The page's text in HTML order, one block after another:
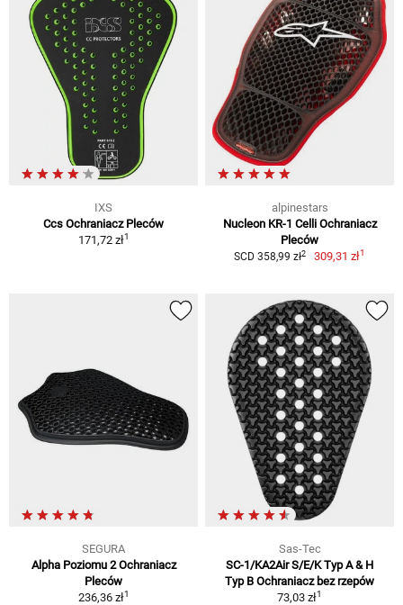
IXS
Ccs Ochraniacz Pleców
171,72 zł1
alpinestars
Nucleon KR-1 Celli Ochraniacz
Pleców
SCD 358,99 zł2 309,31 zł1
SEGURA
Alpha Poziomu 2 Ochraniacz
Pleców
236,36 zł1
Sas-Tec
SC-1/KA2Air S/E/K Typ A & H
Typ B Ochraniacz bez rzepów
73,03 zł1